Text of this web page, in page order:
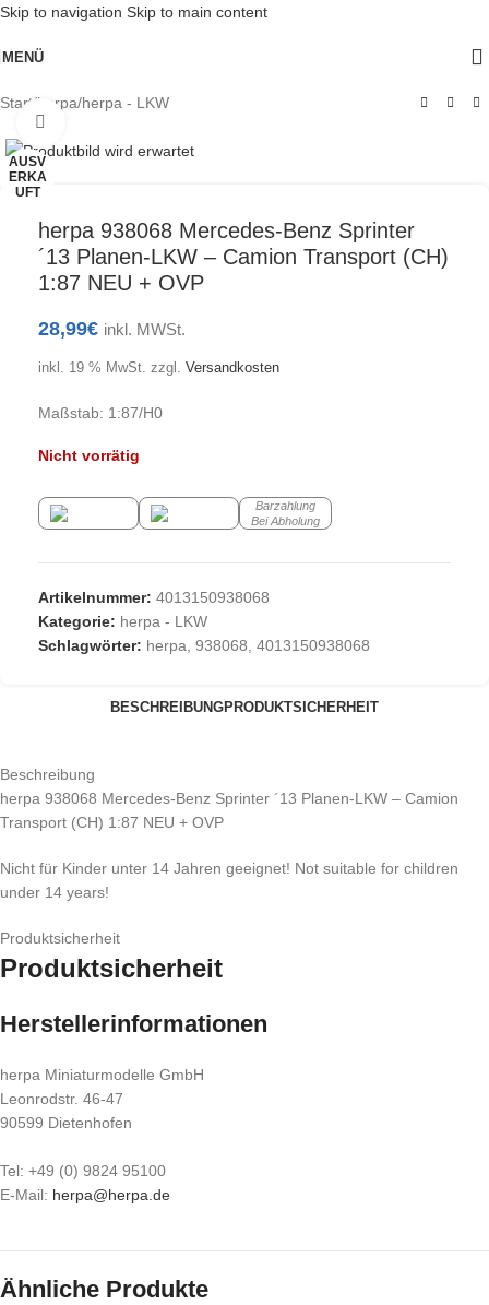
Skip to navigation Skip to main content
MENÜ
Start/herpa/herpa - LKW
AUSV
ERKA
UFT
herpa 938068 Mercedes-Benz Sprinter
´13 Planen-LKW – Camion Transport (CH)
1:87 NEU + OVP
28,99€ inkl. MWSt.
inkl. 19 % MwSt. zzgl. Versandkosten
Maßstab: 1:87/H0
Nicht vorrätig
Barzahlung
Bei Abholung
Artikelnummer: 4013150938068
Kategorie: herpa - LKW
Schlagwörter: herpa, 938068, 4013150938068
BESCHREIBUNGPRODUKTSICHERHEIT
Beschreibung
herpa 938068 Mercedes-Benz Sprinter ´13 Planen-LKW – Camion
Transport (CH) 1:87 NEU + OVP
Nicht für Kinder unter 14 Jahren geeignet! Not suitable for children
under 14 years!
Produktsicherheit
Produktsicherheit
Herstellerinformationen
herpa Miniaturmodelle GmbH
Leonrodstr. 46-47
90599 Dietenhofen
Tel: +49 (0) 9824 95100
E-Mail: herpa@herpa.de
Ähnliche Produkte